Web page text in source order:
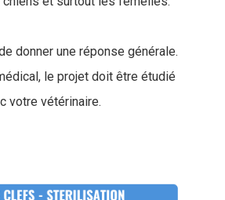
donner une réponse générale.
le projet doit être étudié
votre vétérinaire.